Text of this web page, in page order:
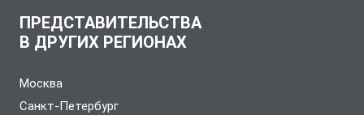
ПРЕДСТАВИТЕЛЬСТВА
В ДРУГИХ РЕГИОНАХ
Москва
Санкт-Петербург